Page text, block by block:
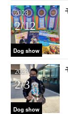
2023
2/12
Dog show
2023
2/3
Dog show